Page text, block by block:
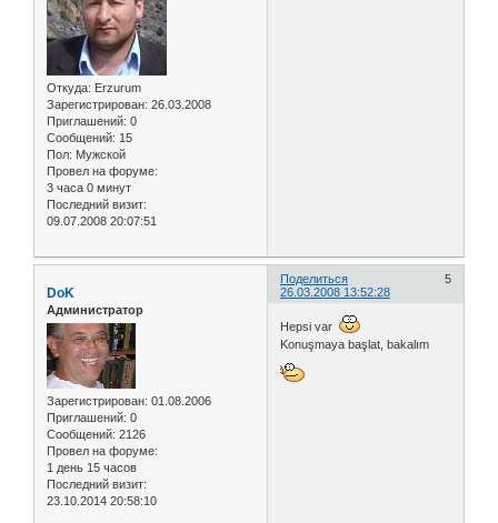
Откуда: Erzurum
Зарегистрирован: 26.03.2008
Приглашений: 0
Сообщений: 15
Пол: Мужской
Провел на форуме:
3 часа 0 минут
Последний визит:
09.07.2008 20:07:51
Поделиться
5
26.03.2008 13:52:28
DoK
Администратор
Зарегистрирован: 01.08.2006
Приглашений: 0
Сообщений: 2126
Провел на форуме:
1 день 15 часов
Последний визит:
23.10.2014 20:58:10
Hepsi var
Konuşmaya başlat, bakalım